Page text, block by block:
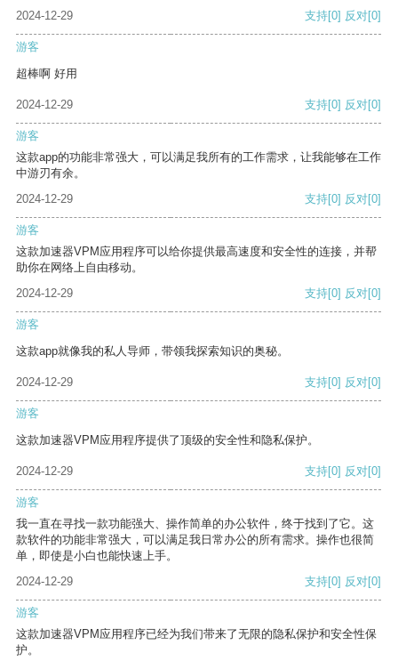
2024-12-29
支持[0] 反对[0]
游客
超棒啊 好用
2024-12-29 支持[0] 反对[0]
游客
这款app的功能非常强大，可以满足我所有的工作需求，让我能够在工作
中游刃有余。
2024-12-29
支持[0] 反对[0]
游客
这款加速器VPM应用程序可以给你提供最高速度和安全性的连接，并帮
助你在网络上自由移动。
2024-12-29
支持[0] 反对[0]
游客
这款app就像我的私人导师，带领我探索知识的奥秘。
2024-12-29 支持[0] 反对[0]
游客
这款加速器VPM应用程序提供了顶级的安全性和隐私保护。
2024-12-29 支持[0] 反对[0]
游客
我一直在寻找一款功能强大、操作简单的办公软件，终于找到了它。这
款软件的功能非常强大，可以满足我日常办公的所有需求。操作也很简
单，即使是小白也能快速上手。
2024-12-29
支持[0] 反对[0]
游客
这款加速器VPM应用程序已经为我们带来了无限的隐私保护和安全性保
护。